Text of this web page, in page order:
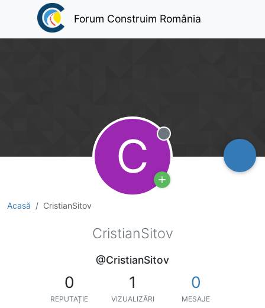
Forum Construim România
Acasă CristianSitov
C Deconectat
CristianSitov
@CristianSitov
0
REPUTAȚIE
1
VIZUALIZĂRI
0
MESAJE